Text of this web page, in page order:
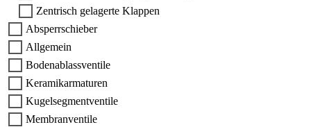
Zentrisch gelagerte Klappen
Absperrschieber
Allgemein
Bodenablassventile
Keramikarmaturen
Kugelsegmentventile
Membranventile